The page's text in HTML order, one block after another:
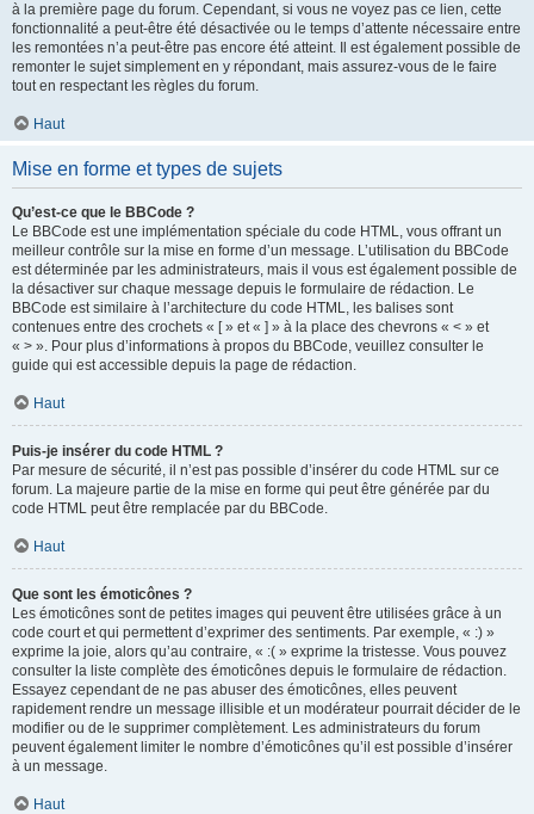
à la première page du forum. Cependant, si vous ne voyez pas ce lien, cette
fonctionnalité a peut-être été désactivée ou le temps d’attente nécessaire entre
les remontées n’a peut-être pas encore été atteint. Il est également possible de
remonter le sujet simplement en y répondant, mais assurez-vous de le faire
tout en respectant les règles du forum.
Haut
Mise en forme et types de sujets
Qu’est-ce que le BBCode ?
Le BBCode est une implémentation spéciale du code HTML, vous offrant un
meilleur contrôle sur la mise en forme d’un message. L’utilisation du BBCode
est déterminée par les administrateurs, mais il vous est également possible de
la désactiver sur chaque message depuis le formulaire de rédaction. Le
BBCode est similaire à l’architecture du code HTML, les balises sont
contenues entre des crochets « [ » et « ] » à la place des chevrons « < » et
« > ». Pour plus d’informations à propos du BBCode, veuillez consulter le
guide qui est accessible depuis la page de rédaction.
Haut
Puis-je insérer du code HTML ?
Par mesure de sécurité, il n’est pas possible d’insérer du code HTML sur ce
forum. La majeure partie de la mise en forme qui peut être générée par du
code HTML peut être remplacée par du BBCode.
Haut
Que sont les émoticônes ?
Les émoticônes sont de petites images qui peuvent être utilisées grâce à un
code court et qui permettent d’exprimer des sentiments. Par exemple, « :) »
exprime la joie, alors qu’au contraire, « :( » exprime la tristesse. Vous pouvez
consulter la liste complète des émoticônes depuis le formulaire de rédaction.
Essayez cependant de ne pas abuser des émoticônes, elles peuvent
rapidement rendre un message illisible et un modérateur pourrait décider de le
modifier ou de le supprimer complètement. Les administrateurs du forum
peuvent également limiter le nombre d’émoticônes qu’il est possible d’insérer
à un message.
Haut